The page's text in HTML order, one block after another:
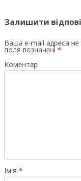
Залишити
Ваша e-mail адреса
поля позначені *
Коментар
Ім'я *